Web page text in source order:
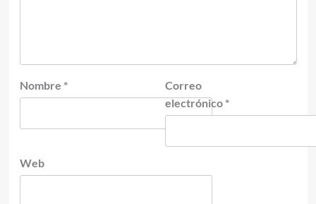
Nombre *
Correo
electrónico *
Web